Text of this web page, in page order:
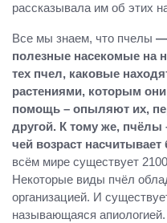
рассказывала им об этих
Все мы знаем, что пчелы —
полезные насекомые на
тех пчел, каковые
растениями, которым
помощь – опыляют их,
другой. К тому же, пчёлы
чей возраст насчитывает
всём мире существует
Некоторые виды пчёл
организацией. И
называющаяся апиологией.